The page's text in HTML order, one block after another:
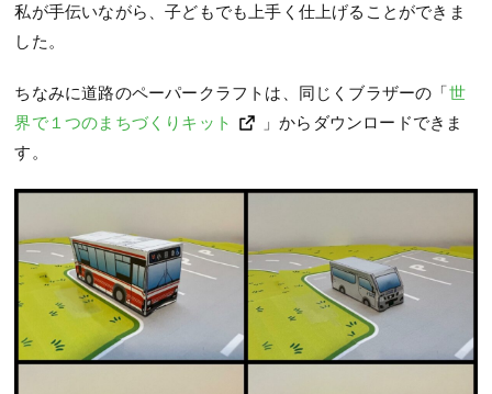
私が手伝いながら、子どもでも上手く仕上げることができま
した。
ちなみに道路のペーパークラフトは、同じくブラザーの「世
界で１つのまちづくりキット
」からダウンロードできま
す。